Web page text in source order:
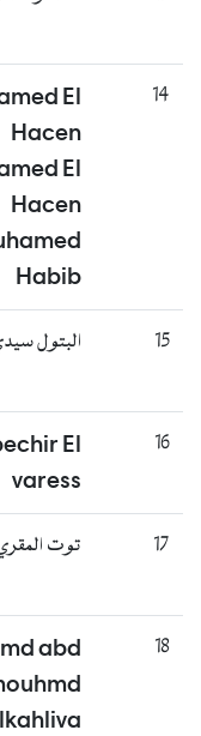
El
Hacen
El
Hacen
Habib
البتول سيدي
bechir El
varess
توت المقري
abd
elkahliva